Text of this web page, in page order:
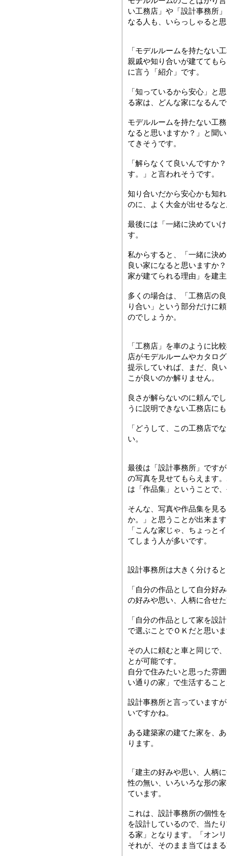
い工務店」や「設計事務所
なる人も、いらっしゃると
「モデルルームを持たない
親戚や知り合いが建てても
に言う「紹介」です。
「知っているから安心」と
る家は、どんな家になるん
モデルルームを持たない工
なると思いますか？」と聞
てきそうです。
「解らなくて良いんですか
す。」と言われそうです。
知り合いだから安心かも知
のに、よく大金が出せるな
最後には「一緒に決めてい
す。
私からすると、「一緒に決
良い家になると思いますか
家が建てられる理由」を建
多くの場合は、「工務店の
り合い」という部分だけに
のでしょうか。
「工務店」を車のように比
店がモデルルームやカタロ
提示していれば、まだ、良
こが良いのか解りません。
良さが解らないのに頼んで
うに説明できない工務店に
「どうして、この工務店で
い。
最後は「設計事務所」です
の写真を見せてもらえます
は「作品集」ということで
そんな、写真や作品集を見
か。」と思うことが出来ま
「こんな家じゃ、ちょっと
てしまう人が多いです。
設計事務所は大きく分ける
「自分の作品として自分好
の好みや思い、人柄に合せ
「自分の作品として家を設
で選ぶことでＯＫだと思い
その人に頼むと車と同じで
とが可能です。
自分で住みたいと思った雰
い通りの家」で生活するこ
設計事務所と言っています
いですかね。
ある建築家の建てた家を、
ります。
「建主の好みや思い、人柄
性の無い、いろいろな形の
ています。
これは、設計事務所の個性
を設計しているので、当た
る家」となります。「オン
それが、そのまま当てはま